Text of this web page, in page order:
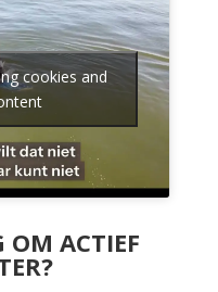
cookies and
OM ACTIEF